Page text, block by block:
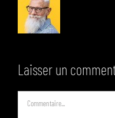
Laisser un
Commentaire